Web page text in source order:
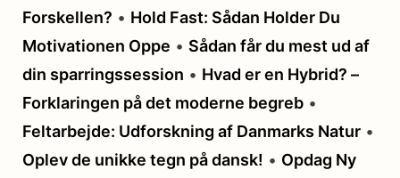
Forskellen? • Hold Fast: Sådan Holder Du
Motivationen Oppe • Sådan får du mest ud af
din sparringssession • Hvad er en Hybrid? –
Forklaringen på det moderne begreb •
Feltarbejde: Udforskning af Danmarks Natur •
Oplev de unikke tegn på dansk! • Opdag Ny